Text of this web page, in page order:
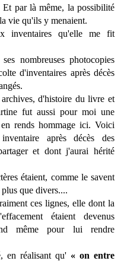
Et par là même, la possibilité
vie qu'ils y menaient.
inventaires qu'elle me fit
nombreuses photocopies
d'inventaires après décès
d'histoire du livre et
fut aussi pour moi une
rends hommage ici. Voici
après décès des
et dont j'aurai hérité
étaient, comme le savent
que divers....
ces lignes, elle dont la
étaient devenus
même pour lui rendre
en réalisant qu' « on entre